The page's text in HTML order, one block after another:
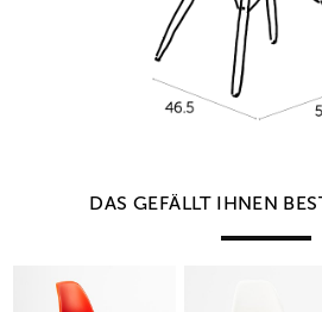
DAS GEFÄLLT IHNEN